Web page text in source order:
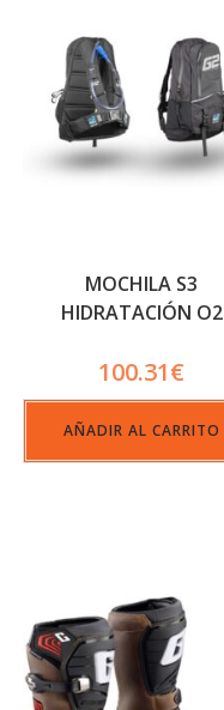
MOCHILA S3
HIDRATACIÓN O2
100.31€
AÑADIR AL CARRITO